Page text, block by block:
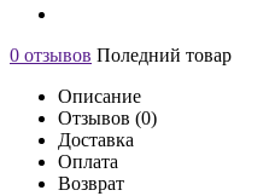
0 отзывов Поледний товар
Описание
Отзывов (0)
Доставка
Оплата
Возврат